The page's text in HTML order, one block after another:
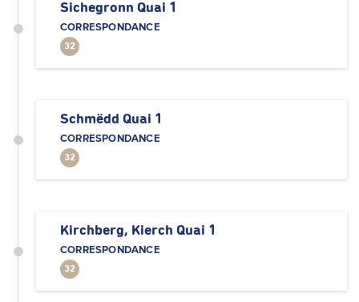
Sichegronn Quai 1
CORRESPONDANCE
32
Schmëdd Quai 1
CORRESPONDANCE
32
Kirchberg, Kierch Quai 1
CORRESPONDANCE
32